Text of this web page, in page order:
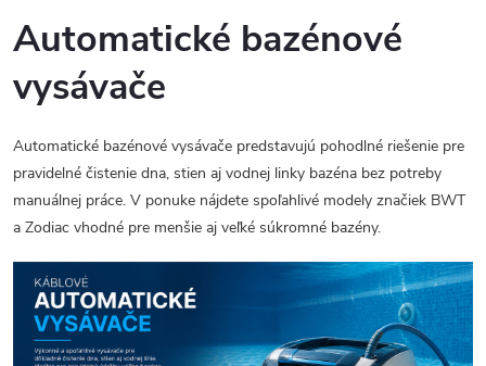
Automatické bazénové
vysávače
Automatické bazénové vysávače predstavujú pohodlné riešenie pre
pravidelné čistenie dna, stien aj vodnej linky bazéna bez potreby
manuálnej práce. V ponuke nájdete spoľahlivé modely značiek BWT
a Zodiac vhodné pre menšie aj veľké súkromné bazény.